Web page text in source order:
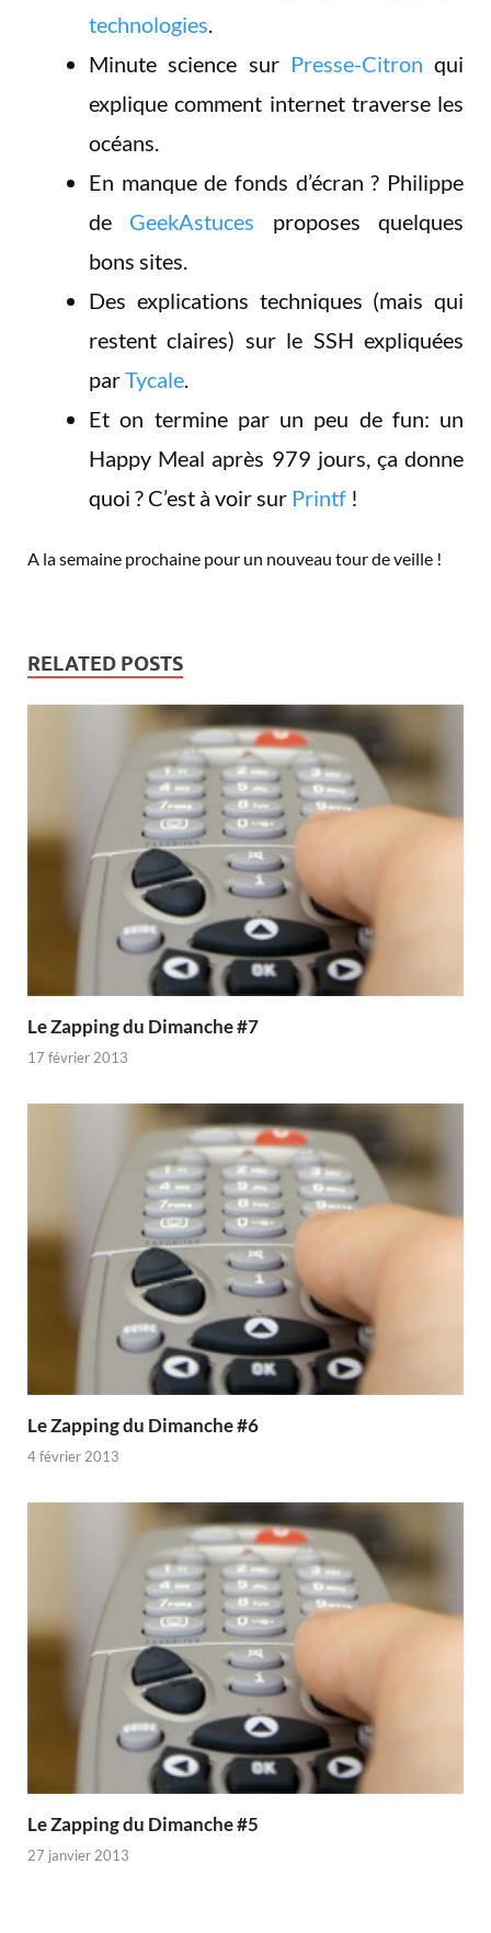
technologies.
Minute science sur Presse-Citron qui
explique comment internet traverse les
océans.
En manque de fonds d’écran ? Philippe
de GeekAstuces proposes quelques
bons sites.
Des explications techniques (mais qui
restent claires) sur le SSH expliquées
parTycale.
Et on termine par un peu de fun: un
Happy Meal après 979 jours, ça donne
quoi ? C’est à voir sur Printf !
A la semaine prochaine pour un nouveau tour de veille !
RELATED POSTS
Le Zapping du Dimanche #7
17 février 2013
Le Zapping du Dimanche #6
4 février 2013
Le Zapping du Dimanche #5
27 janvier 2013